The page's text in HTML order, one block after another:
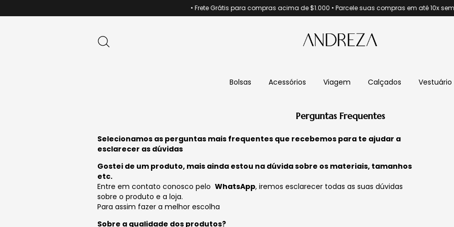
• Frete Grátis para compras acima de $1.000 • Parcele suas compras em até 10x sem
Bolsas Acessórios Viagem Calçados Vestuário
Perguntas Frequentes
Selecionamos as perguntas mais frequentes que recebemos para te ajudar a
esclarecer as dúvidas
Gostei de um produto, mais ainda estou na dúvida sobre os materiais, tamanhos
etc.
Entre em contato conosco pelo WhatsApp, iremos esclarecer todas as suas dúvidas
sobre o produto e a loja.
Para assim fazer a melhor escolha
Sobre a qualidade dos produtos?